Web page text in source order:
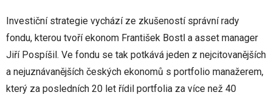
Investiční strategie vychází ze zkušeností správní rady
fondu, kterou tvoří ekonom František Bostl a asset manager
Jiří Pospíšil. Ve fondu se tak potkává jeden z nejcitovanějších
a nejuznávanějších českých ekonomů s portfolio manažerem,
který za posledních 20 let řídil portfolia za více než 40